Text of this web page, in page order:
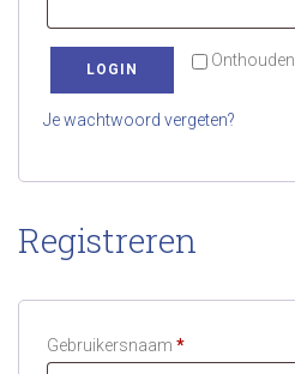
Onthouden
LOGIN
Je wachtwoord vergeten?
Registreren
Gebruikersnaam *Vereist